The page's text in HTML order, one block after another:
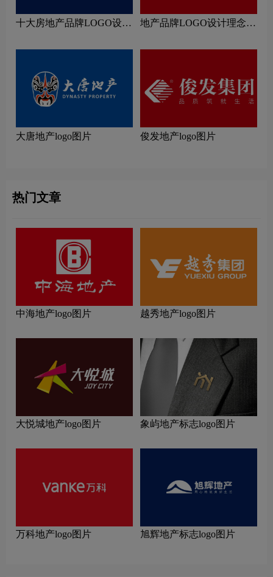
十大房地产品牌LOGO设计
地产品牌LOGO设计理念解
大唐地产logo图片 俊发地产logo图片
热门文章
中海地产logo图片 越秀地产logo图片
大悦城地产logo图片 象屿地产标志logo图片
万科地产logo图片 旭辉地产标志logo图片